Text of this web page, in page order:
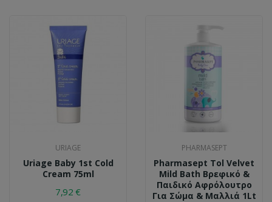
URIAGE
Uriage Baby 1st Cold
Cream 75ml
7,92 €
PHARMASEPT
Pharmasept Tol Velvet
Mild Bath Βρεφικό &
Παιδικό Αφρόλουτρο
Για Σώμα & Μαλλιά 1Lt